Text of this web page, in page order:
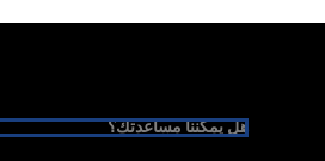
هل يمكننا مساعدتك؟